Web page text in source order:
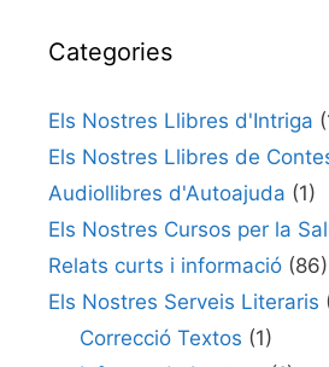
Categories
Els Nostres Llibres d'Intriga
Els Nostres Llibres de
Audiollibres d'Autoajuda (1)
Els Nostres Cursos per la
Relats curts i informació (86)
Els Nostres Serveis Literaris
Correcció Textos (1)